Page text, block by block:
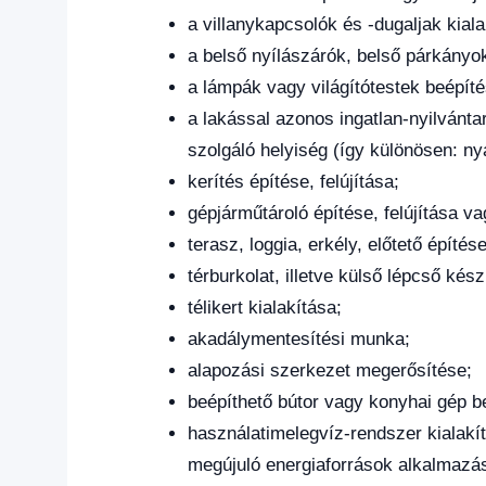
a villanykapcsolók és -dugaljak
a belső nyílászárók, belső
a lámpák vagy világítótestek
a lakással azonos ingatlan-
szolgáló helyiség (így különösen:
kerítés építése, felújítása;
gépjárműtároló építése, felújítása
terasz, loggia, erkély, előtető
térburkolat, illetve külső lépcső
télikert kialakítása;
akadálymentesítési munka;
alapozási szerkezet megerősítése;
beépíthető bútor vagy konyhai gép
használatimelegvíz-rendszer
megújuló energiaforrások